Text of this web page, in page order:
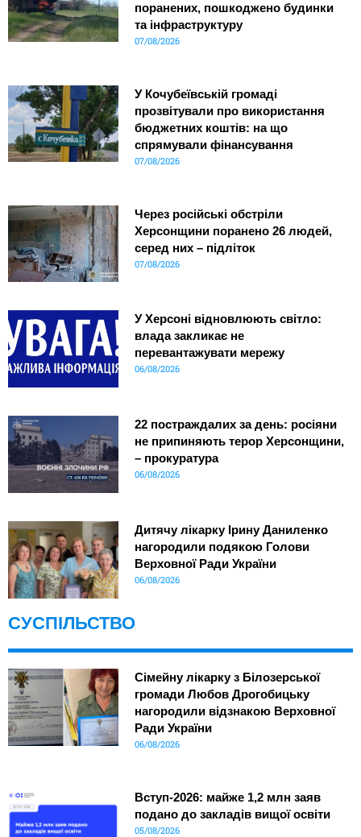
поранених, пошкоджено будинки
та інфраструктуру
07/08/2026
У Кочубеївській громаді
прозвітували про використання
бюджетних коштів: на що
спрямували фінансування
07/08/2026
Через російські обстріли
Херсонщини поранено 26 людей,
серед них – підліток
07/08/2026
У Херсоні відновлюють світло:
влада закликає не
перевантажувати мережу
06/08/2026
22 постраждалих за день: росіяни
не припиняють терор Херсонщини,
– прокуратура
06/08/2026
Дитячу лікарку Ірину Даниленко
нагородили подякою Голови
Верховної Ради України
06/08/2026
СУСПІЛЬСТВО
Сімейну лікарку з Білозерської
громади Любов Дрогобицьку
нагородили відзнакою Верховної
Ради України
06/08/2026
Вступ-2026: майже 1,2 млн заяв
подано до закладів вищої освіти
05/08/2026